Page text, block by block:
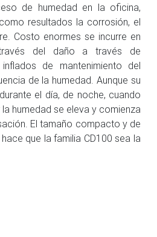
de humedad en la oficina,
resultados la corrosión, el
Costo enormes se incurre en
del daño a través de
de mantenimiento del
de la humedad. Aunque su
el día, de noche, cuando
humedad se eleva y comienza
El tamaño compacto y de
que la familia CD100 sea la